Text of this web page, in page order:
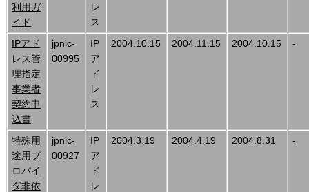
利用ガ
イド
レ
ス
IPアド
レス管
理指定
事業者
契約申
込書
jpnic-
00995
IP
ア
ド
レ
ス
2004.10.15 2004.11.15 2004.10.15 -
特殊用
途用プ
ロバイ
ダ非依
jpnic-
00927
IP
ア
ド
レ
2004.3.19 2004.4.19 2004.8.31 -